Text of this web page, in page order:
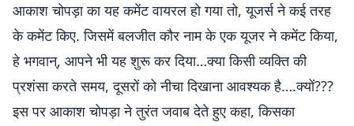
आकाश चोपड़ा का यह कमेंट वायरल हो गया तो, यूजर्स ने कई तरह
के कमेंट किए. जिसमें बलजीत कौर नाम के एक यूजर ने कमेंट किया,
हे भगवान्, आपने भी यह शुरू कर दिया…क्या किसी व्यक्ति की
प्रशंसा करते समय, दूसरों को नीचा दिखाना आवश्यक है….क्यों???
इस पर आकाश चोपड़ा ने तुरंत जवाब देते हुए कहा, किसका